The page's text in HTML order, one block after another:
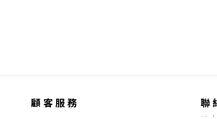
顧 客 服 務 聯